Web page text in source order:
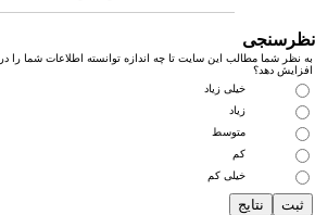
نظر شما مطالب این سایت تا چه اندازه توانسته اطلاعات شما را در
دهد؟
خیلی زیاد
زیاد
متوسط
خیلی کم